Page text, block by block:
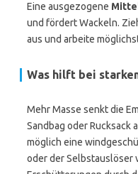
Eine ausgezogene
und fördert Wackeln.
aus und arbeite
Was hilft bei
Mehr Masse senkt die
Sandbag oder Rucksack
möglich eine
oder der Selbstauslöser